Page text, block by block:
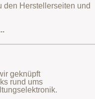
den Herstellerseiten und
geknüpft
rund ums